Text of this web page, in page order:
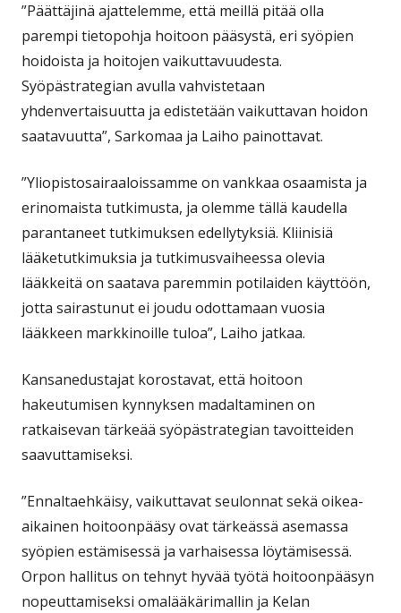
”Päättäjinä ajattelemme, että meillä pitää olla
parempi tietopohja hoitoon pääsystä, eri syöpien
hoidoista ja hoitojen vaikuttavuudesta.
Syöpästrategian avulla vahvistetaan
yhdenvertaisuutta ja edistetään vaikuttavan hoidon
saatavuutta”, Sarkomaa ja Laiho painottavat.
”Yliopistosairaaloissamme on vankkaa osaamista ja
erinomaista tutkimusta, ja olemme tällä kaudella
parantaneet tutkimuksen edellytyksiä. Kliinisiä
lääketutkimuksia ja tutkimusvaiheessa olevia
lääkkeitä on saatava paremmin potilaiden käyttöön,
jotta sairastunut ei joudu odottamaan vuosia
lääkkeen markkinoille tuloa”, Laiho jatkaa.
Kansanedustajat korostavat, että hoitoon
hakeutumisen kynnyksen madaltaminen on
ratkaisevan tärkeää syöpästrategian tavoitteiden
saavuttamiseksi.
”Ennaltaehkäisy, vaikuttavat seulonnat sekä oikea-
aikainen hoitoonpääsy ovat tärkeässä asemassa
syöpien estämisessä ja varhaisessa löytämisessä.
Orpon hallitus on tehnyt hyvää työtä hoitoonpääsyn
nopeuttamiseksi omalääkärimallin ja Kelan